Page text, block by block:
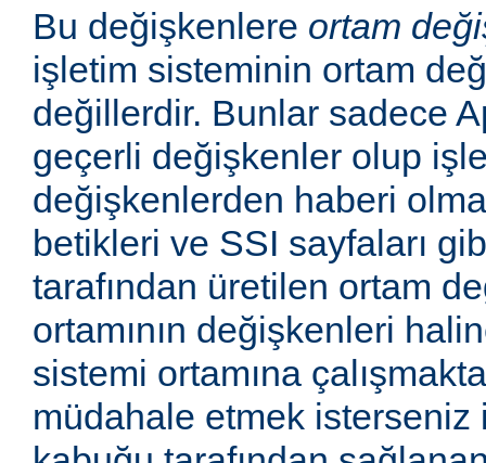
Bu değişkenlere ortam
işletim sisteminin ortam
değillerdir. Bunlar sadece
geçerli değişkenler olup
değişkenlerden haberi
betikleri ve SSI sayfaları
tarafından üretilen ortam
ortamının değişkenleri
sistemi ortamına
müdahale etmek